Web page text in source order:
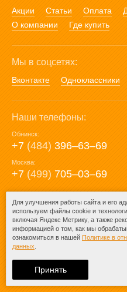
Акции Статьи Оплата
О компании
Где купить
Мы в соцсетях:
Вконтакте Одноклассники
Наши телефоны:
Обнинск:
+7 (484) 396‒63‒69
Москва:
+7 (499) 705‒03‒69
E-mail:
mail@posuda40.ru
При любом копировании информации
ссылка на
Для улучшения работы сайта и его
используем файлы cookie и
включая Яндекс Метрику, а также
информацией о том, как мы
ознакомиться в нашей Политике в
данных
Принять